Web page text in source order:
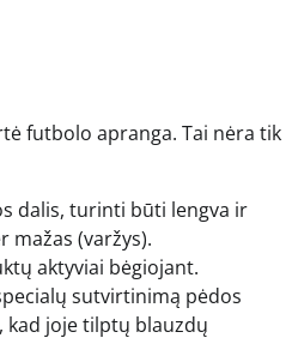
futbolo apranga. Tai nėra tik
dalis, turinti būti lengva ir
(varžys).
aktyviai bėgiojant.
sutvirtinimą pėdos
kad joje tilptų blauzdų